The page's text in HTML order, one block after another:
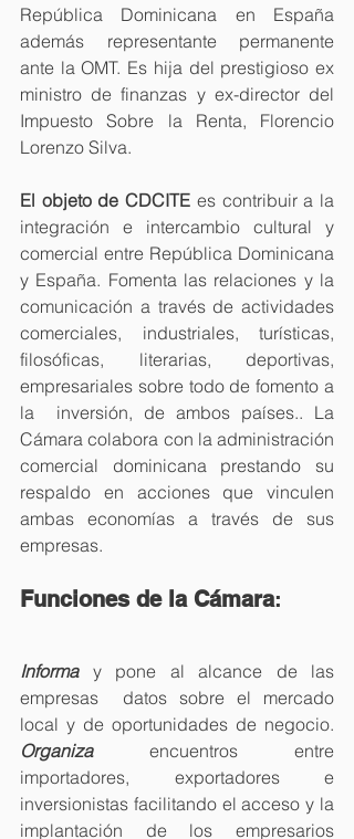
República Dominicana en España
además representante permanente
ante la OMT. Es hija del prestigioso ex
ministro de finanzas y ex-director del
Impuesto Sobre la Renta, Florencio
Lorenzo Silva.
El objeto de CDCITE es contribuir a la
integración e intercambio cultural y
comercial entre República Dominicana
y España. Fomenta las relaciones y la
comunicación a través de actividades
comerciales, industriales, turísticas,
filosóficas, literarias, deportivas,
empresariales sobre todo de fomento a
la  inversión, de ambos países.. La
Cámara colabora con la administración
comercial dominicana prestando su
respaldo en acciones que vinculen
ambas economías a través de sus
empresas.
Funciones de la Cámara:
Informa y pone al alcance de las
empresas  datos sobre el mercado
Organiza encuentros entre
importadores, exportadores e
inversionistas facilitando el acceso y la
implantación de los empresarios